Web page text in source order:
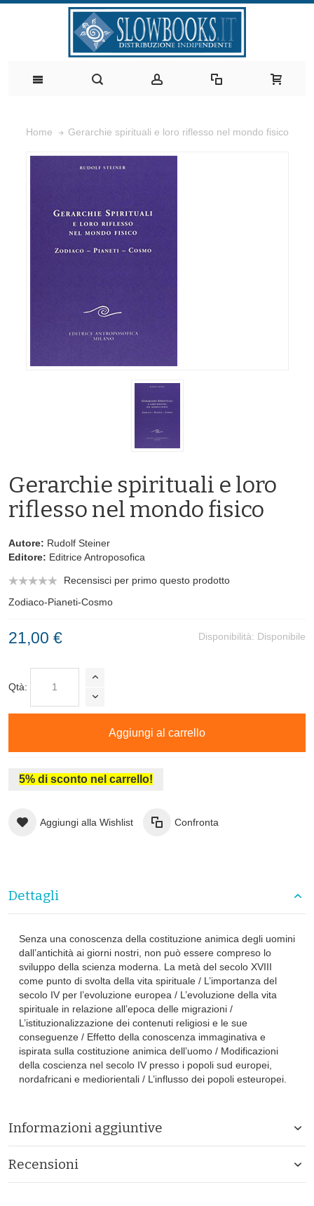
Home Gerarchie spirituali e loro riflesso nel mondo fisico
Gerarchie spirituali e loro
riflesso nel mondo fisico
Autore: Rudolf Steiner
Editore: Editrice Antroposofica
Recensisci per primo questo prodotto
Zodiaco-Pianeti-Cosmo
Disponibilità: Disponibile
21,00 €
Qtà:
Aggiungi al carrello
5% di sconto nel carrello!
Aggiungi alla Wishlist Confronta
Dettagli
Senza una conoscenza della costituzione animica degli uomini
dall’antichità ai giorni nostri, non può essere compreso lo
sviluppo della scienza moderna. La metà del secolo XVIII
come punto di svolta della vita spirituale / L’importanza del
secolo IV per l’evoluzione europea / L’evoluzione della vita
spirituale in relazione all’epoca delle migrazioni /
L’istituzionalizzazione dei contenuti religiosi e le sue
conseguenze / Effetto della conoscenza immaginativa e
ispirata sulla costituzione animica dell’uomo / Modificazioni
della coscienza nel secolo IV presso i popoli sud europei,
nordafricani e mediorientali / L’influsso dei popoli esteuropei.
Informazioni aggiuntive
Recensioni